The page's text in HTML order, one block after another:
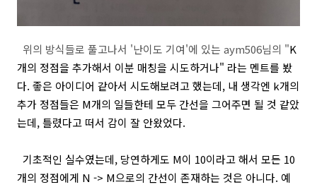
위의 방식들로 풀고나서 '난이도 기여'에 있는 aym506님의 "K
개의 정점을 추가해서 이분 매칭을 시도하거나" 라는 멘트를 봤
다. 좋은 아이디어 같아서 시도해보려고 했는데, 내 생각엔 k개의
추가 정점들은 M개의 일들한테 모두 간선을 그어주면 될 것 같았
는데, 틀렸다고 떠서 감이 잘 안왔었다.
기초적인 실수였는데, 당연하게도 M이 10이라고 해서 모든 10
개의 정점에게 N -> M으로의 간선이 존재하는 것은 아니다. 예